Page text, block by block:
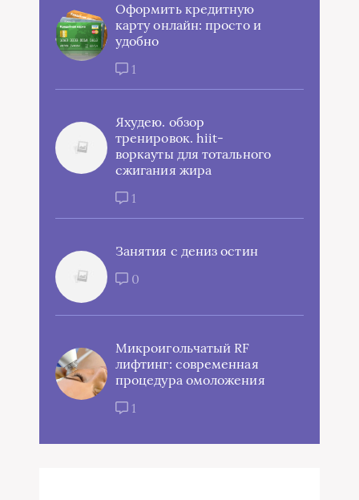
Оформить кредитную
карту онлайн: просто и
удобно
1
Яхудею. обзор
тренировок. hiit-
воркауты для тотального
сжигания жира
1
Занятия с дениз остин
0
Микроигольчатый RF
лифтинг: современная
процедура омоложения
1